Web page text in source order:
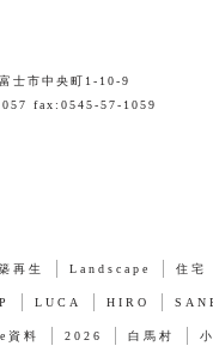
士市中央町1-10-9
fax:0545-57-1059
再生 Landscape 住宅
LUCA HIRO
資料 2026 白馬村